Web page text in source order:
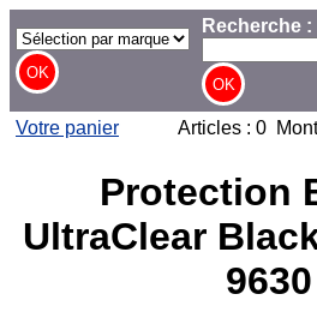
Recherche :
Votre panier Articles : 0
Protection
UltraClear
9630